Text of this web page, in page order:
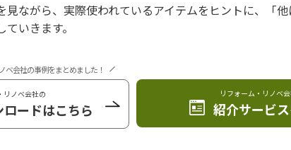
見ながら、実際使われているアイテムをヒントに、「
いきます。
ベ会社の事例をまとめました！
リノベ会社の
ードはこちら
リフォーム・リノベ
紹介サービ